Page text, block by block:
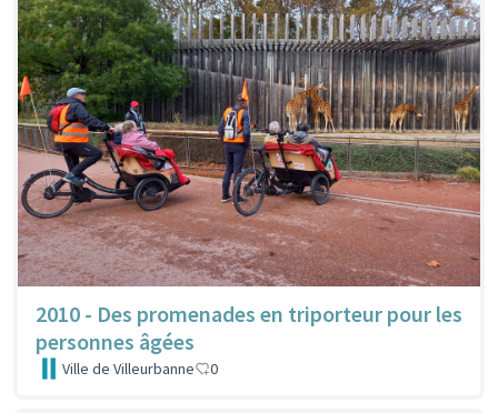
2010 - Des promenades en triporteur pour les
personnes âgées
Ville de Villeurbanne 0